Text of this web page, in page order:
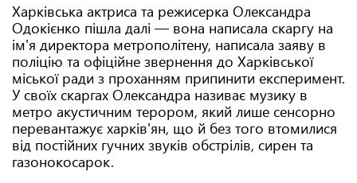
Харківська актриса та режисерка Олександра
Одокієнко пішла далі — вона написала скаргу на
ім'я директора метрополітену, написала заяву в
поліцію та офіційне звернення до Харківської
міської ради з проханням припинити експеримент.
У своїх скаргах Олександра називає музику в
метро акустичним терором, який лише сенсорно
перевантажує харків'ян, що й без того втомилися
від постійних гучних звуків обстрілів, сирен та
газонокосарок.